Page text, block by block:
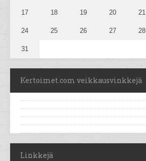
17 18 19 20 21
24 25 26 27 28
31
Kertoimet.com veikkausvinkkejä
Linkkejä